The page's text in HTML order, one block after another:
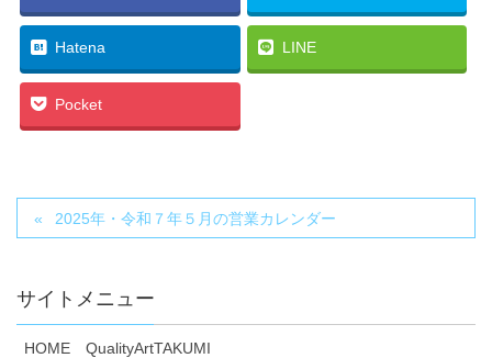
Hatena LINE
Pocket
2025年・令和７年５月の営業カレンダー
サイトメニュー
HOME QualityArtTAKUMI